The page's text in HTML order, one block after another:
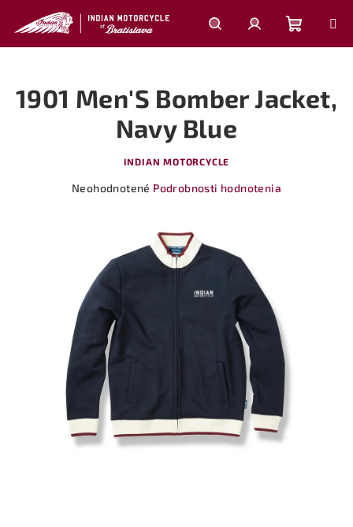
obsah
HľadaťPrihlásenie
košík
1901 Men'S Bomber Jacket,
Navy Blue
INDIAN MOTORCYCLE
Priemerné
hviezdičiek.
Neohodnotené Podrobnosti hodnotenia